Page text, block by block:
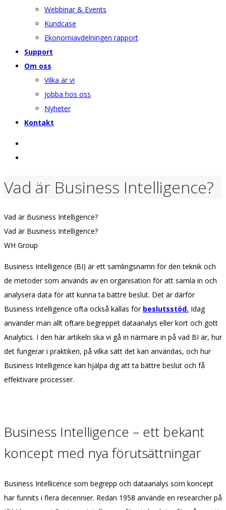
Webbinar & Events
Kundcase
Ekonomiavdelningen rapport
Support
Om oss
Vilka är vi
Jobba hos oss
Nyheter
Kontakt
Vad är Business Intelligence?
Vad är Business Intelligence?
Vad är Business Intelligence?
WH Group
Business Intelligence (BI) är ett samlingsnamn för den teknik och
de metoder som används av en organisation för att samla in och
analysera data för att kunna ta bättre beslut. Det är därför
Business Intelligence ofta också kallas för beslutsstöd. Idag
använder man allt oftare begreppet dataanalys eller kort och gott
Analytics. I den här artikeln ska vi gå in närmare in på vad BI är, hur
det fungerar i praktiken, på vilka sätt det kan användas, och hur
Business Intelligence kan hjälpa dig att ta bättre beslut och få
effektivare processer.
Business Intelligence – ett bekant
koncept med nya förutsättningar
Business Intellicence som begrepp och dataanalys som koncept
har funnits i flera decennier. Redan 1958 använde en researcher på